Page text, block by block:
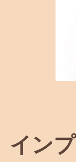
イン